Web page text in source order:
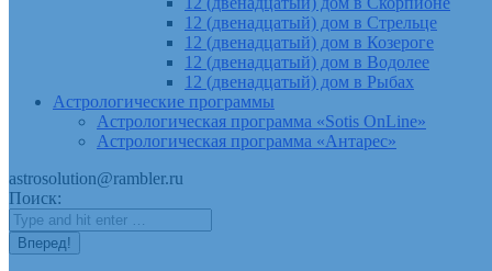
12 (двенадцатый) дом в Стрельце
12 (двенадцатый) дом в Козероге
12 (двенадцатый) дом в Водолее
12 (двенадцатый) дом в Рыбах
Астрологические программы
Астрологическая программа «Sotis OnLine»
Астрологическая программа «Антарес»
astrosolution@rambler.ru
Поиск: